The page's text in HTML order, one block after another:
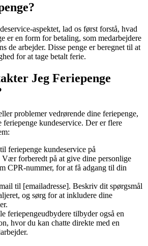
aspektet, lad os først forstå, hvad
er en form for betaling, som medarbejdere
de arbejder. Disse penge er beregnet til at
for at tage betalt ferie.
Jeg Feriepenge
problemer vedrørende dine feriepenge,
kundeservice. Der er flere
feriepenge kundeservice på
forberedt på at give dine personlige
CPR-nummer, for at få adgang til din
til [emailadresse]. Beskriv dit spørgsmål
og sørg for at inkludere dine
feriepengeudbydere tilbyder også en
hvor du kan chatte direkte med en